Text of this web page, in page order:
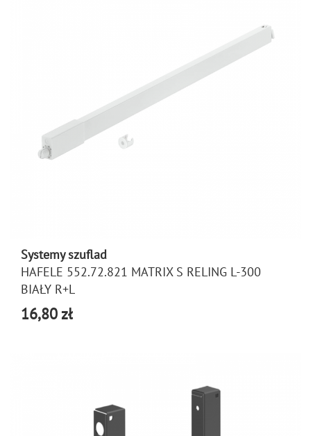
Systemy szuflad
HAFELE 552.72.821 MATRIX S RELING L-300
BIAŁY R+L
16,80 zł